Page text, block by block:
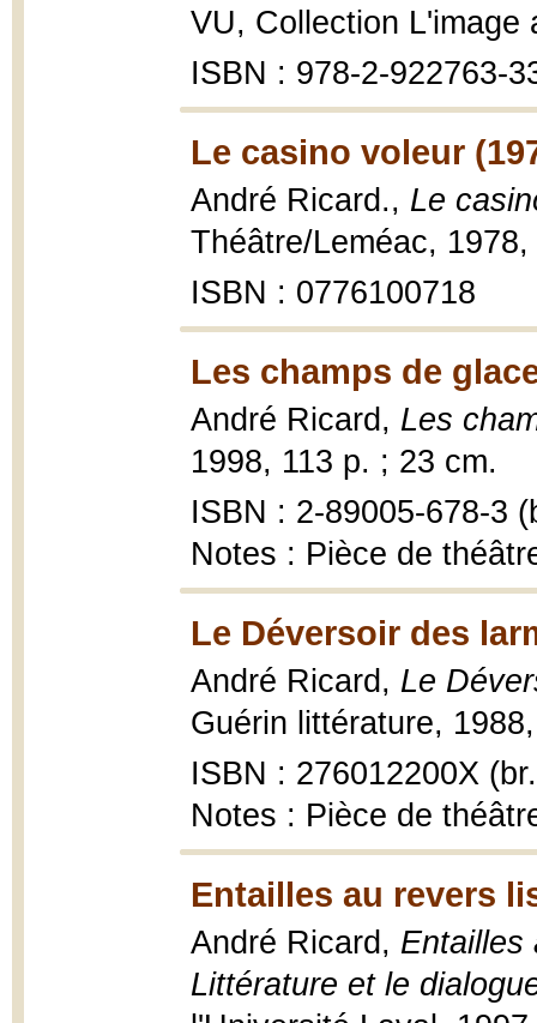
VU, Collection L'image
ISBN : 978-2-922763-
Le casino voleur
André Ricard., Le
Théâtre/Leméac,
ISBN : 0776100718
Les champs de
André Ricard, Les
1998, 113 p. ; 23 cm.
ISBN : 2-89005-678-3
Notes : Pièce de
Le Déversoir des
André Ricard, Le
Guérin littérature,
ISBN : 276012200X
Notes : Pièce de
Entailles au revers
André Ricard, Entailles
Littérature et le